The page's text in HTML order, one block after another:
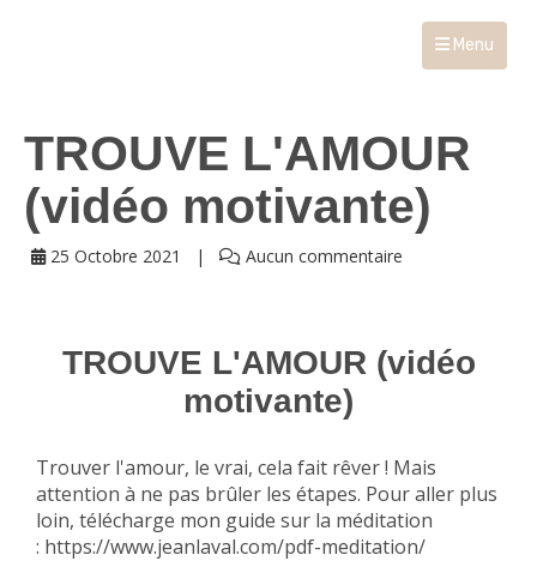
Menu
TROUVE L'AMOUR
(vidéo motivante)
25 Octobre 2021 Aucun commentaire
TROUVE L'AMOUR (vidéo
motivante)
Trouver l'amour, le vrai, cela fait rêver ! Mais
attention à ne pas brûler les étapes. Pour aller plus
loin, télécharge mon guide sur la méditation
: https://www.jeanlaval.com/pdf-meditation/